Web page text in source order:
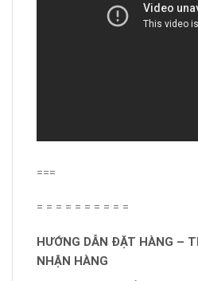
===
= = = = = = = = = =
HƯỚNG DẪN ĐẶT HÀNG –
NHẬN HÀNG